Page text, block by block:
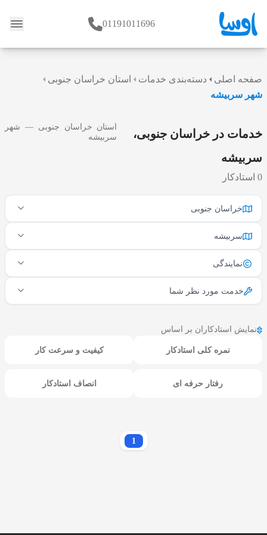
وبلاگ 01191011696
صفحه اصلی دسته‌بندی خدمات
استان خراسان جنوبی
شهر سربیشه
خدمات در خراسان جنوبی،
سربیشه
0 استادکار
استان خراسان جنوبی — شهر
سربیشه
خراسان جنوبی
سربیشه
نمایندگی
خدمت مورد نظر شما
نمایش استادکاران بر اساس
نمره کلی استادکار کیفیت و سرعت کار
رفتار حرفه ای انصاف استادکار
1